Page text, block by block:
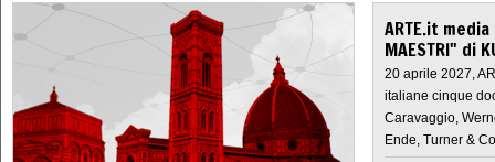
ARTE.it
MAESTRI" di
20 aprile 2027,
italiane cinque
Caravaggio,
Ende, Turner &